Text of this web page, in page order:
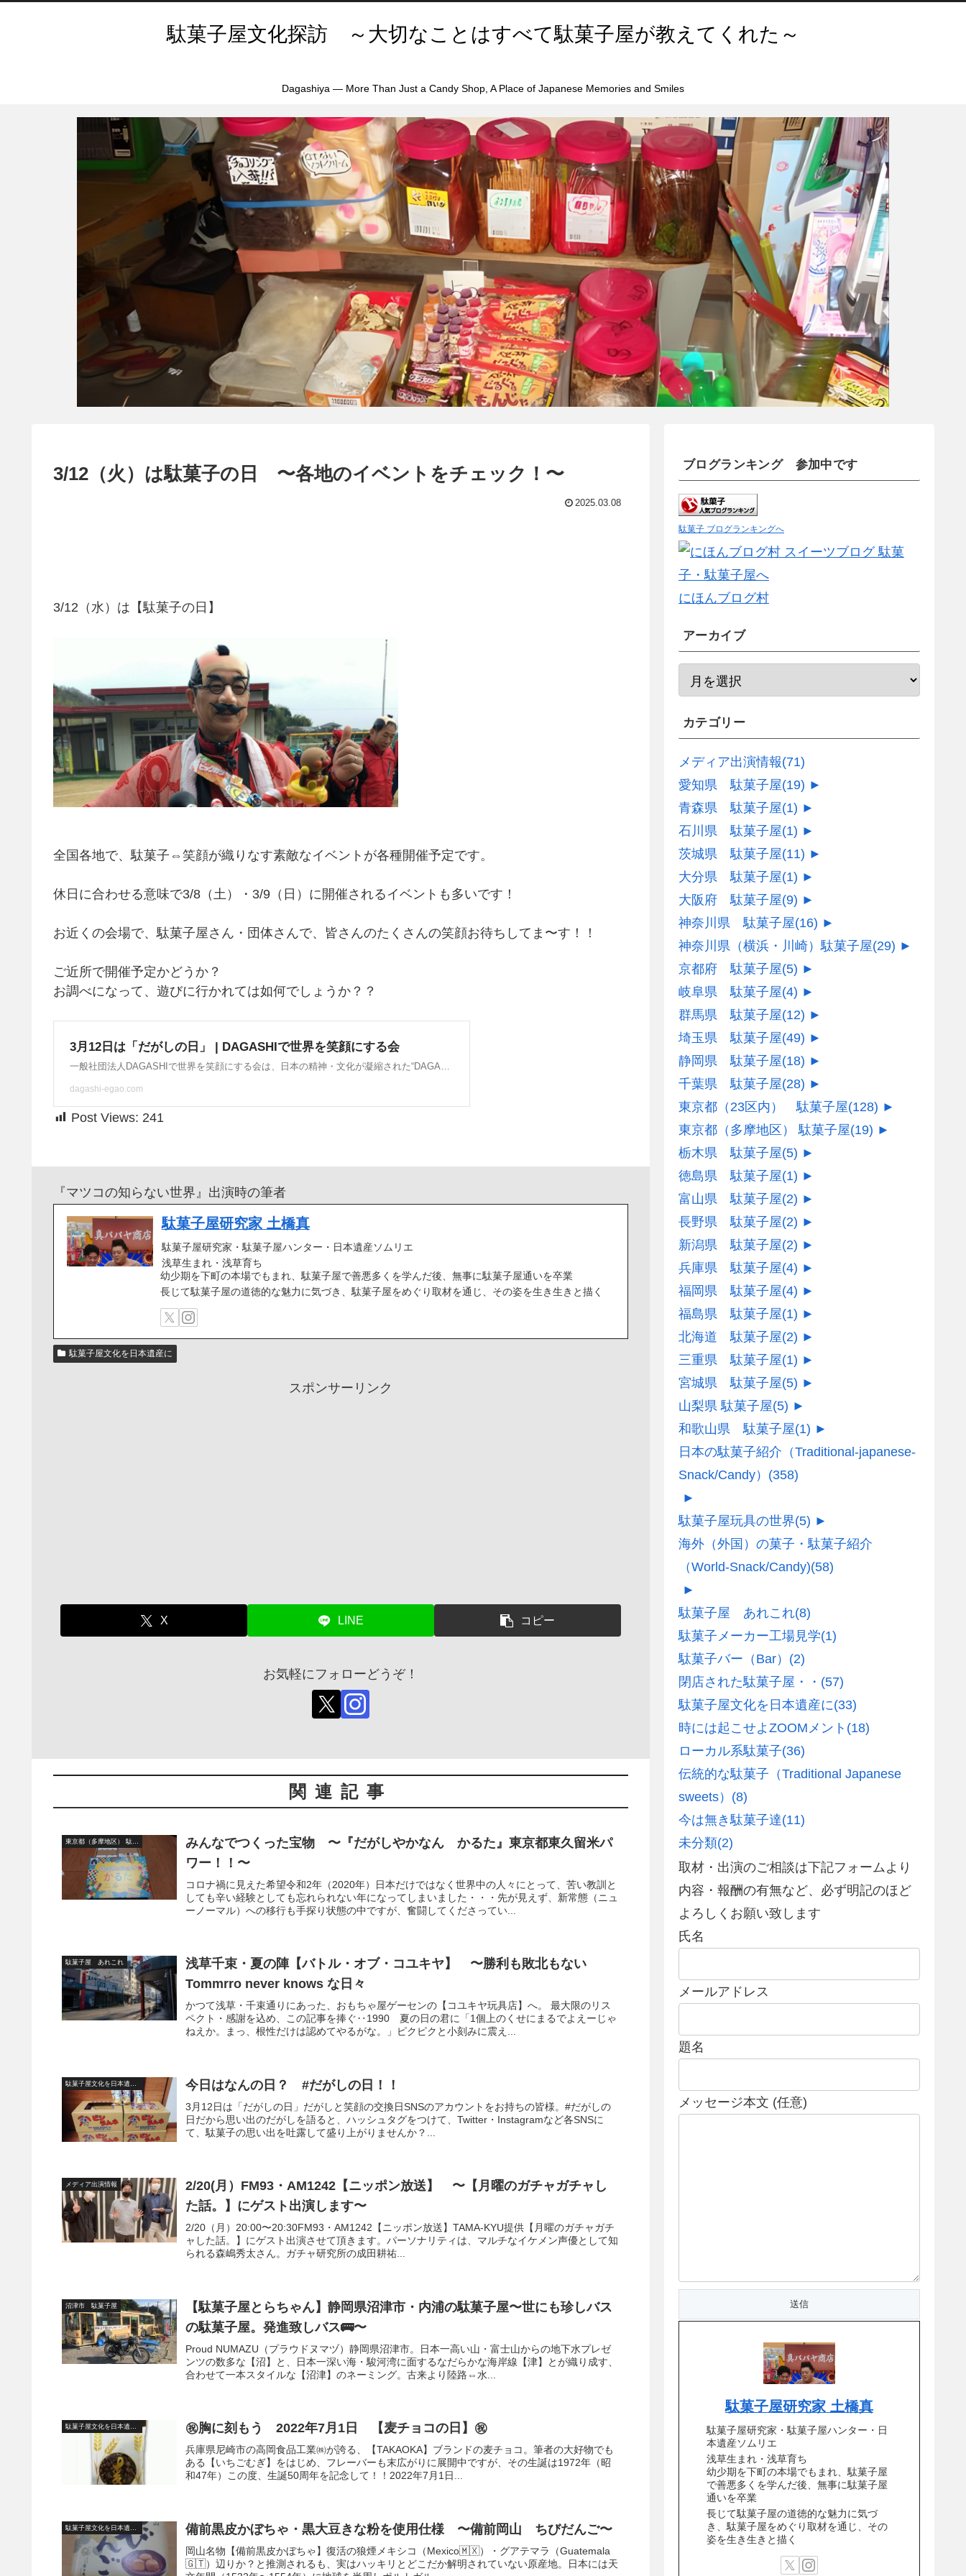
駄菓子屋文化探訪 ～大切なことはすべて駄菓子屋が教えてくれた～
Dagashiya — More Than Just a Candy Shop, A Place of Japanese Memories and Smiles
3/12（火）は駄菓子の日 〜各地のイベントをチェック！〜
2025.03.08
3/12（水）は【駄菓子の日】
全国各地で、駄菓子⇔笑顔が織りなす素敵なイベントが各種開催予定です。
休日に合わせる意味で3/8（土）・3/9（日）に開催されるイベントも多いです！
お近くの会場で、駄菓子屋さん・団体さんで、皆さんのたくさんの笑顔お待ちしてま〜す！！
ご近所で開催予定かどうか？
お調べになって、遊びに行かれては如何でしょうか？？
Post Views: 241
『マツコの知らない世界』出演時の筆者
駄菓子屋研究家 土橋真
駄菓子屋研究家・駄菓子屋ハンター・日本遺産ソムリエ
浅草生まれ・浅草育ち
幼少期を下町の本場でもまれ、駄菓子屋で善悪多くを学んだ後、無事に駄菓子屋通いを卒業
長じて駄菓子屋の道徳的な魅力に気づき、駄菓子屋をめぐり取材を通じ、その姿を生き生きと描く
駄菓子屋文化を日本遺産に
スポンサーリンク
X LINE コピー
お気軽にフォローどうぞ！
関連記事
みんなでつくった宝物 〜『だがしやかなん かるた』東京都東久留米パ
ワー！！〜
コロナ禍に見えた希望令和2年（2020年）日本だけではなく世界中の人々にとって、苦い教訓と
しても辛い経験としても忘れられない年になってしまいました・・・先が見えず、新常態（ニュ
ーノーマル）への移行も手探り状態の中ですが、奮闘してくださってい...
駄菓子屋 あれこれ
浅草千束・夏の陣【バトル・オブ・コユキヤ】 〜勝利も敗北もない
Tommrro never knows な日々
かつて浅草・千束通りにあった、おもちゃ屋ゲーセンの【コユキヤ玩具店】へ。 最大限のリス
ペクト・感謝を込め、この記事を捧ぐ‥1990 夏の日の君に「1個上のくせにまるでよえーじゃ
ねえか。まっ、根性だけは認めてやるがな。」ピクピクと小刻みに震え...
今日はなんの日？ #だがしの日！！
3月12日は「だがしの日」だがしと笑顔の交換日SNSのアカウントをお持ちの皆様。#だがしの
日だから思い出のだがしを語ると、ハッシュタグをつけて、Twitter・Instagramなど各SNSに
て、駄菓子の思い出を吐露して盛り上がりませんか？...
メディア出演情報
2/20(月）FM93・AM1242【ニッポン放送】 〜【月曜のガチャガチャし
た話。】にゲスト出演します〜
2/20（月）20:00〜20:30FM93・AM1242【ニッポン放送】TAMA-KYU提供【月曜のガチャガチ
ャした話。】にゲスト出演させて頂きます。パーソナリティは、マルチなイケメン声優として知
られる森嶋秀太さん。ガチャ研究所の成田耕祐...
沼津市 駄菓子屋
【駄菓子屋とらちゃん】静岡県沼津市・内浦の駄菓子屋〜世にも珍しバス
の駄菓子屋。発進致しバス🚌〜
Proud NUMAZU（プラウドヌマヅ）静岡県沼津市。日本一高い山・富士山からの地下水プレゼ
ンツの数多な【沼】と、日本一深い海・駿河湾に面するなだらかな海岸線【津】とが織り成す、
合わせて一本スタイルな【沼津】のネーミング。古来より陸路⇔水...
駄菓子屋文化を日本遺産に ㊗胸に刻もう 2022年7月1日 【麦チョコの日】㊗
兵庫県尼崎市の高岡食品工業㈱が誇る、【TAKAOKA】ブランドの麦チョコ。筆者の大好物でも
ある【いちごむぎ】をはじめ、フレーバーも末広がりに展開中ですが、その生誕は1972年（昭
和47年）この度、生誕50周年を記念して！！2022年7月1日...
備前黒皮かぼちゃ・黒大豆きな粉を使用仕様 〜備前岡山 ちびだんご〜
岡山名物【備前黒皮かぼちゃ】復活の狼煙メキシコ（Mexico🇲🇽）・グアテマラ（Guatemala
🇬🇹）辺りか？と推測されるも、実はハッキリとどこだか解明されていない原産地。日本には天
ブログランキング 参加中です
駄菓子 ブログランキングへ
にほんブログ村
アーカイブ
カテゴリー
メディア出演情報(71)
愛知県 駄菓子屋(19) ►
青森県 駄菓子屋(1) ►
石川県 駄菓子屋(1) ►
茨城県 駄菓子屋(11) ►
大分県 駄菓子屋(1) ►
大阪府 駄菓子屋(9) ►
神奈川県 駄菓子屋(16) ►
神奈川県（横浜・川崎）駄菓子屋(29) ►
京都府 駄菓子屋(5) ►
岐阜県 駄菓子屋(4) ►
群馬県 駄菓子屋(12) ►
埼玉県 駄菓子屋(49) ►
静岡県 駄菓子屋(18) ►
千葉県 駄菓子屋(28) ►
東京都（23区内） 駄菓子屋(128) ►
東京都（多摩地区） 駄菓子屋(19) ►
栃木県 駄菓子屋(5) ►
徳島県 駄菓子屋(1) ►
富山県 駄菓子屋(2) ►
長野県 駄菓子屋(2) ►
新潟県 駄菓子屋(2) ►
兵庫県 駄菓子屋(4) ►
福岡県 駄菓子屋(4) ►
福島県 駄菓子屋(1) ►
北海道 駄菓子屋(2) ►
三重県 駄菓子屋(1) ►
宮城県 駄菓子屋(5) ►
山梨県 駄菓子屋(5) ►
和歌山県 駄菓子屋(1) ►
日本の駄菓子紹介（Traditional-japanese-
Snack/Candy） (358)
►
駄菓子屋玩具の世界(5) ►
海外（外国）の菓子・駄菓子紹介
（World-Snack/Candy)(58)
►
駄菓子屋 あれこれ(8)
駄菓子メーカー工場見学(1)
駄菓子バー（Bar） (2)
閉店された駄菓子屋・・ (57)
駄菓子屋文化を日本遺産に(33)
時には起こせよZOOMメント (18)
ローカル系駄菓子(36)
伝統的な駄菓子（Traditional Japanese
sweets） (8)
今は無き駄菓子達(11)
未分類(2)
取材・出演のご相談は下記フォームより
内容・報酬の有無など、必ず明記のほど
よろしくお願い致します
氏名
メールアドレス
題名
メッセージ本文 (任意)
駄菓子屋研究家 土橋真
駄菓子屋研究家・駄菓子屋ハンター・日
本遺産ソムリエ
浅草生まれ・浅草育ち
幼少期を下町の本場でもまれ、駄菓子屋
で善悪多くを学んだ後、無事に駄菓子屋
通いを卒業
長じて駄菓子屋の道徳的な魅力に気づ
き、駄菓子屋をめぐり取材を通じ、その
姿を生き生きと描く